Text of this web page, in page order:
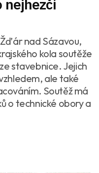
nejhezčí
nad Sázavou,
kola soutěže
stavebnice. Jejich
ale také
Soutěž má
o technické obory a